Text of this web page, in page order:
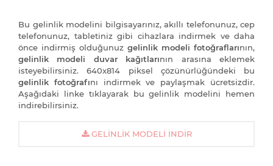
Bu gelinlik modelini bilgisayarınız, akıllı telefonunuz, cep
telefonunuz, tabletiniz gibi cihazlara indirmek ve daha
önce indirmiş olduğunuz gelinlik modeli fotoğraflarının,
gelinlik modeli duvar kağıtlarının arasına eklemek
isteyebilirsiniz. 640x814 piksel çözünürlüğündeki bu
gelinlik fotoğrafını indirmek ve paylaşmak ücretsizdir.
Aşağıdaki linke tıklayarak bu gelinlik modelini hemen
indirebilirsiniz.
GELINLIK MODELI İNDIR